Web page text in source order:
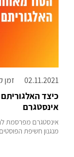
02.11.2021 זמן
כיצד
אינסטגרם
אינסטגרם מפרסמת
מנגנון חשיפת